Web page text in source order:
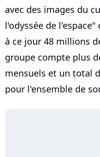
avec des images du
l'odyssée de
à ce jour 48 millions
groupe compte plus
mensuels et un total
pour l'ensemble de